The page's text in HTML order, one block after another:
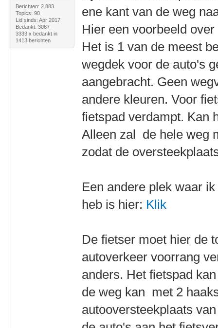
Berichten: 2.883
Topics: 90
Lid sinds: Apr 2017
Bedankt: 3087
3333 x bedankt in
1413 berichten
ene kant van de weg
Hier een voorbeeld
Het is 1 van de meest
wegdek voor de auto's
aangebracht. Geen
andere kleuren. Voor
fietspad verdampt. Kan
Alleen zal de hele weg
zodat de
Een andere plek waar
heb is hier: Klik
De fietser moet hier de
autoverkeer voorrang
anders. Het fietspad
de weg kan met 2
autooversteekplaats